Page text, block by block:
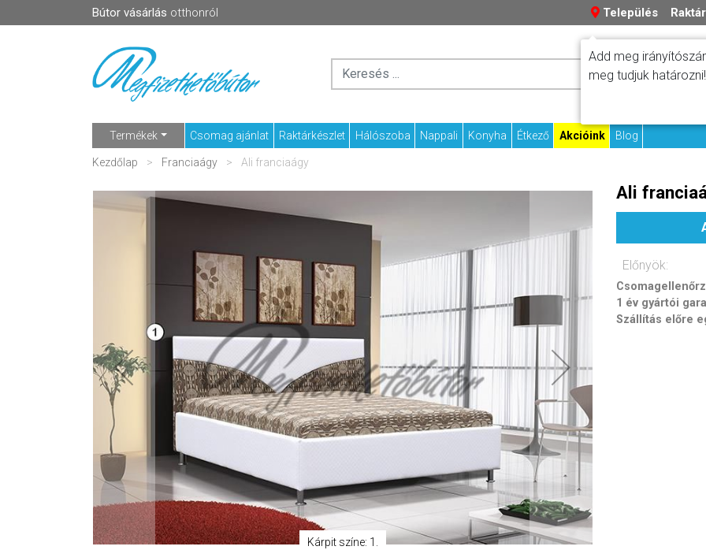
Bútor vásárlás otthonról Település
Fizetési
Termékek Csomag ajánlat Raktárkészlet Hálószoba Nappali Konyha Étkező Akcióink Blog
Kezdőlap Franciaágy Ali franciaágy
Kárpit színe: 1.
Ali
Előnyök:
1 év gyártói
Szállítás előre
Add meg
meg tudjuk határozni!